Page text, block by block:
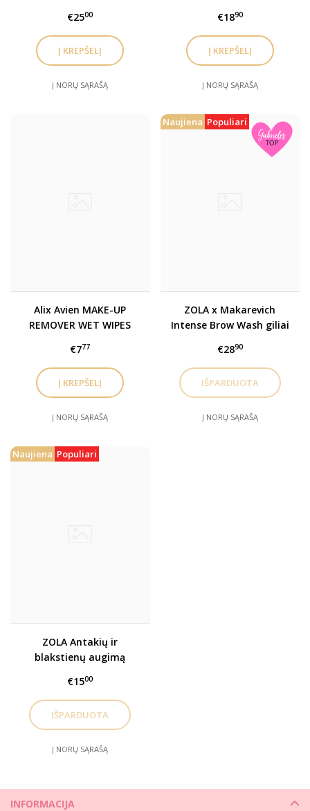
€2500
Į NORŲ SĄRAŠĄ
€1890
Į NORŲ SĄRAŠĄ
Alix Avien MAKE-UP
REMOVER WET WIPES
valymui
€777
Į NORŲ SĄRAŠĄ
Naujiena Populiari
ZOLA x Makarevich
Intense Brow Wash giliai
antakiams ir
blakstienoms
€2890
Į NORŲ SĄRAŠĄ
Naujiena Populiari
ZOLA Antakių ir
blakstienų augimą
€1500
Į NORŲ SĄRAŠĄ
INFORMACIJA